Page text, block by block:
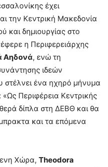
έχει
την Κεντρική Μακεδονία
και δημιουργίας στο
η Περιφερειάρχης
Αηδονά, ενώ τη
ιδεών
στέλνει ένα ηχηρό μήνυμα
Περιφέρεια Κεντρικής
δίπλα στη ΔΕΒΘ και θα
και τα επόμενα
Χώρα, Theodora